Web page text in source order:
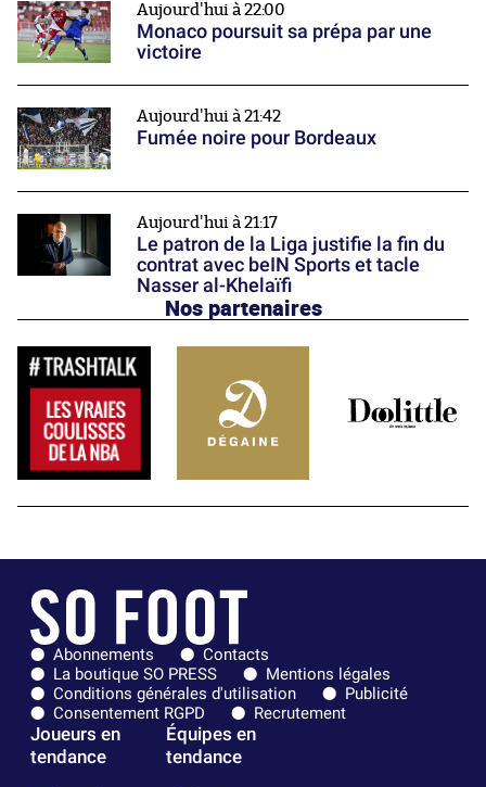
Aujourd'hui à 22:00
Monaco poursuit sa prépa par une
victoire
Aujourd'hui à 21:42
Fumée noire pour Bordeaux
Aujourd'hui à 21:17
Le patron de la Liga justifie la fin du
contrat avec beIN Sports et tacle
Nasser al-Khelaïfi
Nos partenaires
Abonnements
Contacts
La boutique SO PRESS
Mentions légales
Conditions générales d'utilisation
Publicité
Consentement RGPD
Recrutement
Joueurs en
tendance
Équipes en
tendance